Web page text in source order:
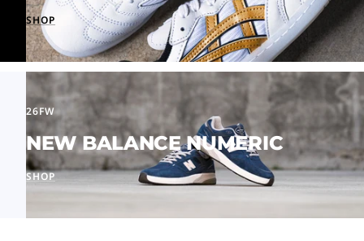
SHOP
26FW
NEW BALANCE NUMERIC
SHOP